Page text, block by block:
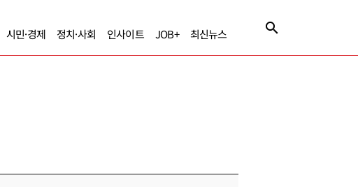
시민·경제 정치·사회 인사이트 JOB+ 최신뉴스